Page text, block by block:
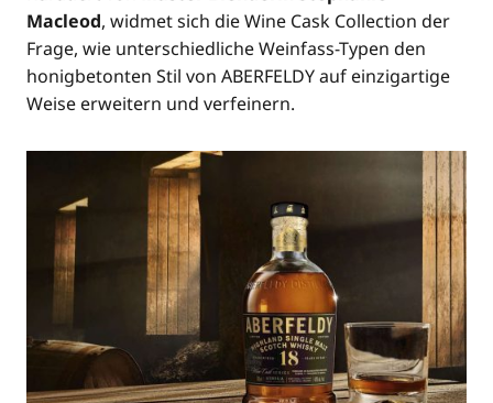
Macleod, wid­met sich die Wine Cask Coll­ec­tion der
Fra­ge, wie unter­schied­li­che Wein­fass-Typen den
honig­be­ton­ten Stil von ABERFELDY auf ein­zig­ar­ti­ge
Wei­se erwei­tern und verfeinern.